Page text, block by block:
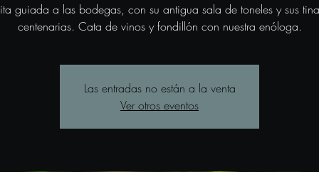
guiada a las bodegas, con su antigua sala de toneles y sus
centenarias. Cata de vinos y fondillón con nuestra enóloga.
Las entradas no están a la venta
Ver otros eventos